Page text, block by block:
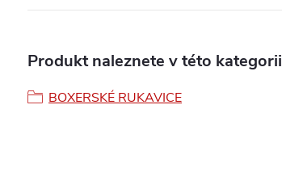
Produkt naleznete v této kategorii
BOXERSKÉ RUKAVICE